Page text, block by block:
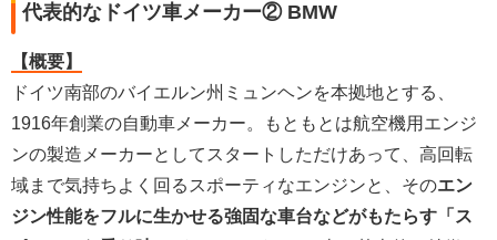
代表的なドイツ車メーカー② BMW
【概要】
ドイツ南部のバイエルン州ミュンヘンを本拠地とする、
1916年創業の自動車メーカー。もともとは航空機用エンジ
ンの製造メーカーとしてスタートしただけあって、高回転
域まで気持ちよく回るスポーティなエンジンと、そのエン
ジン性能をフルに生かせる強固な車台などがもたらす「ス